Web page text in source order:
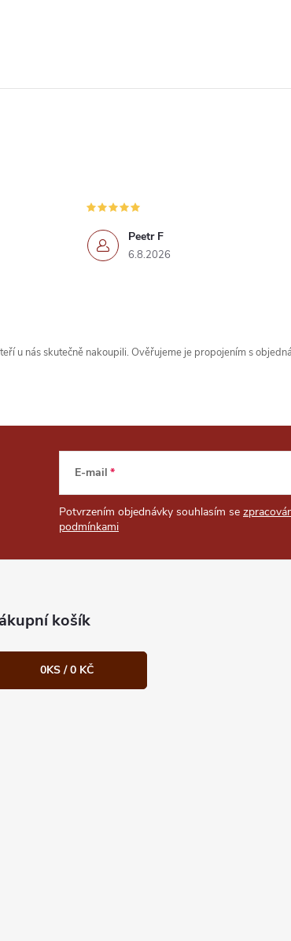
Peetr F
6.8.2026
u nás skutečně nakoupili. Ověřujeme je propojením s
E-mail
Potvrzením objednávky souhlasím se
podmínkami
košík
0KS /0 KČ